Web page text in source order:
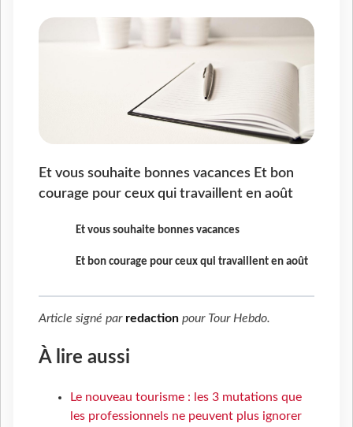
Et vous souhaite bonnes vacances Et bon
courage pour ceux qui travaillent en août
Et vous souhaite bonnes vacances
Et bon courage pour ceux qui travaillent en août
Article signé par redaction pour Tour Hebdo.
À lire aussi
Le nouveau tourisme : les 3 mutations que
les professionnels ne peuvent plus ignorer